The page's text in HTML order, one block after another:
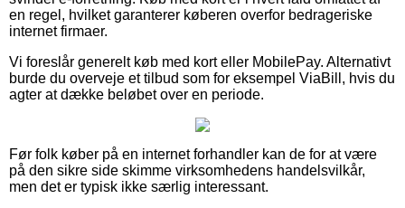
en regel, hvilket garanterer køberen overfor bedrageriske
internet firmaer.
Vi foreslår generelt køb med kort eller MobilePay. Alternativt
burde du overveje et tilbud som for eksempel ViaBill, hvis du
agter at dække beløbet over en periode.
Før folk køber på en internet forhandler kan de for at være
på den sikre side skimme virksomhedens handelsvilkår,
men det er typisk ikke særlig interessant.